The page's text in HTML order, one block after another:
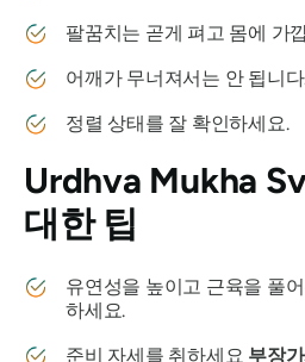
팔꿈치는 곧게 펴고 몸에 가
어깨가 무너져서는 안 됩니
정렬 상태를 잘 확인하세요.
Urdhva Mukha
대한 팁
유연성을 높이고 근육을 풀
하세요.
준비 자세를 취하세요 부장